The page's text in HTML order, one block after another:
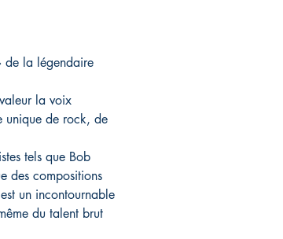
de la légendaire
la voix
unique de rock, de
tels que Bob
des compositions
un incontournable
du talent brut